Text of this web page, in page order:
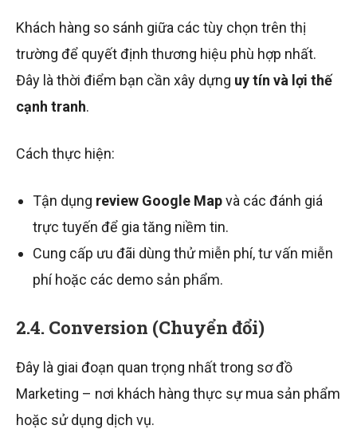
Khách hàng so sánh giữa các tùy chọn trên thị
trường để quyết định thương hiệu phù hợp nhất.
Đây là thời điểm bạn cần xây dựng uy tín và lợi thế
cạnh tranh.
Cách thực hiện:
Tận dụng review Google Mapvà các đánh giá
trực tuyến để gia tăng niềm tin.
Cung cấp ưu đãi dùng thử miễn phí, tư vấn miễn
phí hoặc các demo sản phẩm.
2.4. Conversion (Chuyển đổi)
Đây là giai đoạn quan trọng nhất trong sơ đồ
Marketing – nơi khách hàng thực sự mua sản phẩm
hoặc sử dụng dịch vụ.